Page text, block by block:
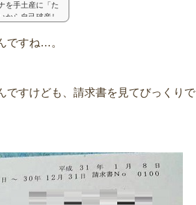
を手土産に「た
ら自己破産し
ですね…。
ですけども、請求書を見てびっくりで